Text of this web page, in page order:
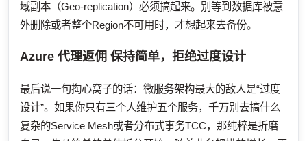
域副本（Geo-replication）必须搞起来。别等到数据库被意
外删除或者整个Region不可用时，才想起来去备份。
Azure 代理返佣 保持简单，拒绝过度设计
最后说一句掏心窝子的话：微服务架构最大的敌人是“过度
设计”。如果你只有三个人维护五个服务，千万别去搞什么
复杂的Service Mesh或者分布式事务TCC，那纯粹是折磨